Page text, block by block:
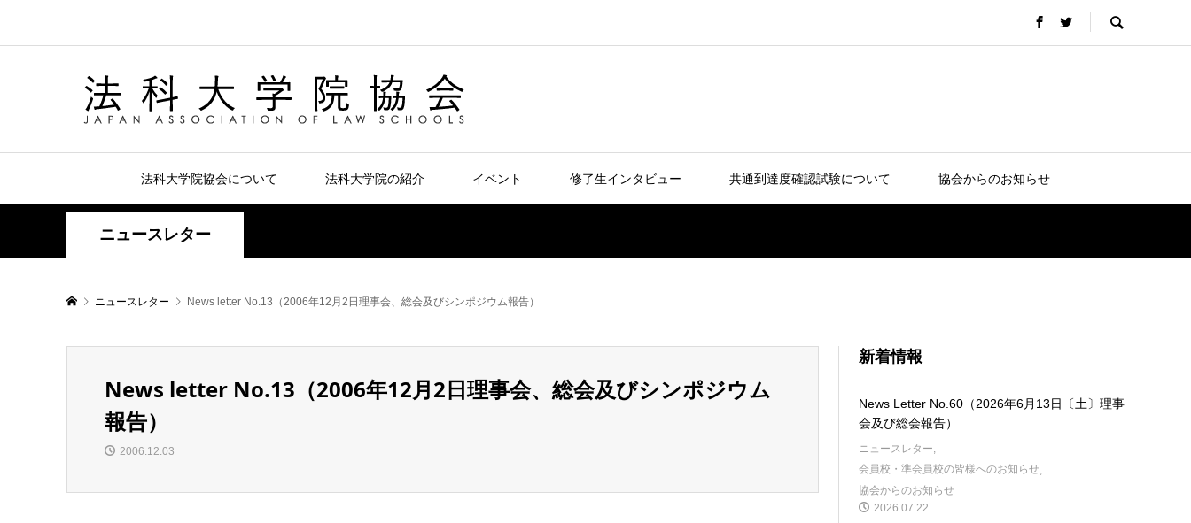
法科大学院協会について 法科大学院の紹介 イベント 修了生インタビュー 共通到達度確認試験について 協会からのお知らせ
ニュースレター
ニュースレター News letter No.13（2006年12月2日理事会、総会及びシンポジウム報告）
News letter No.13（2006年12月2日理事会、総会及びシンポジウム
報告）
2006.12.03
新着情報
News Letter No.60（2026年6月13日〔土〕理事
会及び総会報告）
ニュースレター
会員校・準会員校の皆様へのお知らせ
協会からのお知らせ
2026.07.22